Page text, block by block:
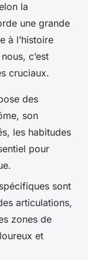
la
une grande
à l’histoire
c’est
cruciaux.
des
son
les habitudes
pour
sont
articulations,
zones de
et